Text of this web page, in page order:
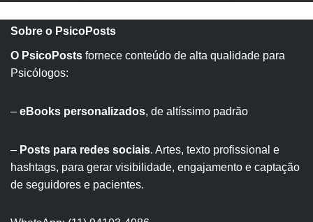
Sobre o PsicoPosts
O PsicoPosts fornece conteúdo de alta qualidade para
Psicólogos:
– eBooks personalizados, de altíssimo padrão
– Posts para redes sociais. Artes, texto profissional e
hashtags, para gerar visibilidade, engajamento e captação
de seguidores e pacientes.